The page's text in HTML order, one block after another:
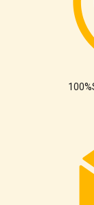
100%